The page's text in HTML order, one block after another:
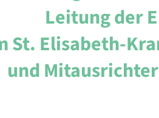
Leitung der
St. Elisabeth-
und